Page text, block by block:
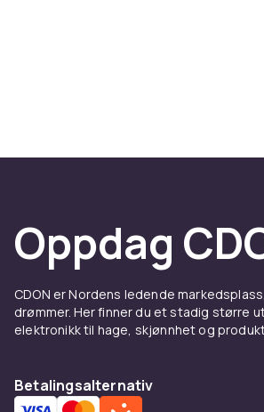
Oppdag
CDON er Nordens ledende
drømmer. Her finner du et stadig større
elektronikk til hage, skjønnhet og
Betalingsalternativ